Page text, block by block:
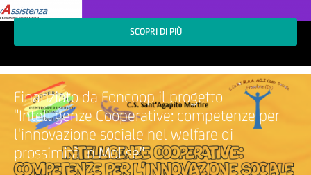
SCOPRI DI PIÙ
Finanziato da Foncoop il progetto
"Intelligenze Cooperative: competenze per
l'innovazione sociale nel welfare di
prossimità in Molise"